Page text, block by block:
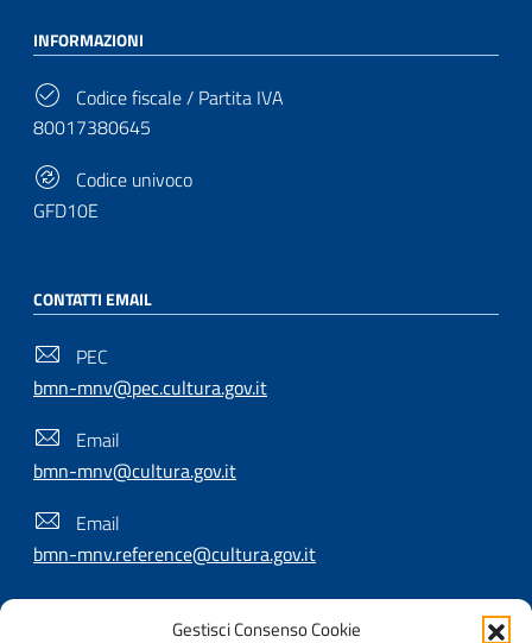
Gestisci Consenso Cookie
INFORMAZIONI
Codice fiscale / Partita IVA
80017380645
Codice univoco
GFD10E
CONTATTI EMAIL
PEC
bmn-mnv@pec.cultura.gov.it
Email
bmn-mnv@cultura.gov.it
Email
bmn-mnv.reference@cultura.gov.it